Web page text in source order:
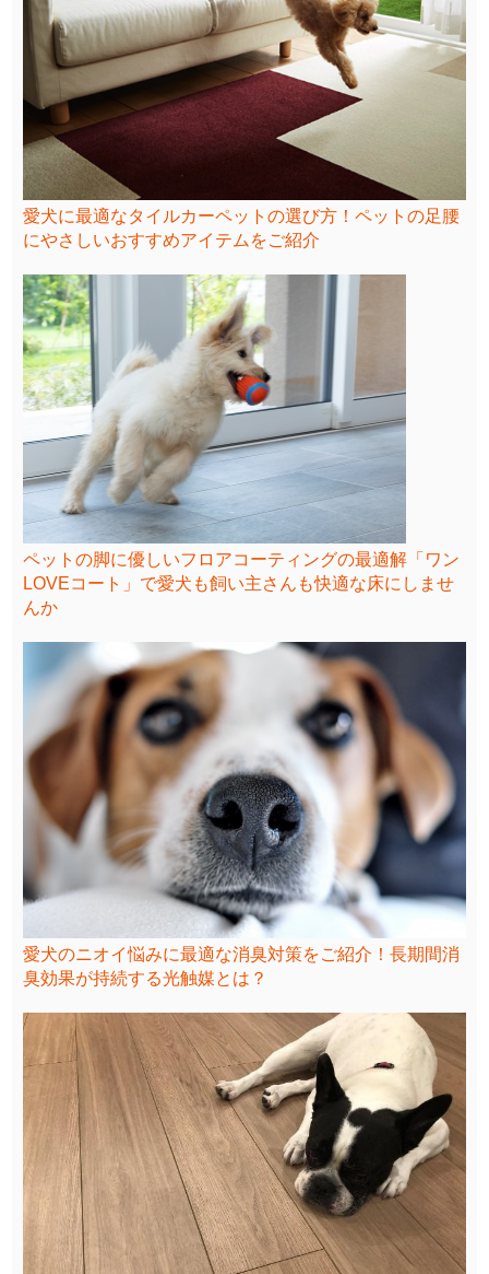
愛犬に最適なタイルカーペットの選び方！ペットの足腰
にやさしいおすすめアイテムをご紹介
ペットの脚に優しいフロアコーティングの最適解「ワン
LOVEコート」で愛犬も飼い主さんも快適な床にしませ
んか
愛犬のニオイ悩みに最適な消臭対策をご紹介！長期間消
臭効果が持続する光触媒とは？